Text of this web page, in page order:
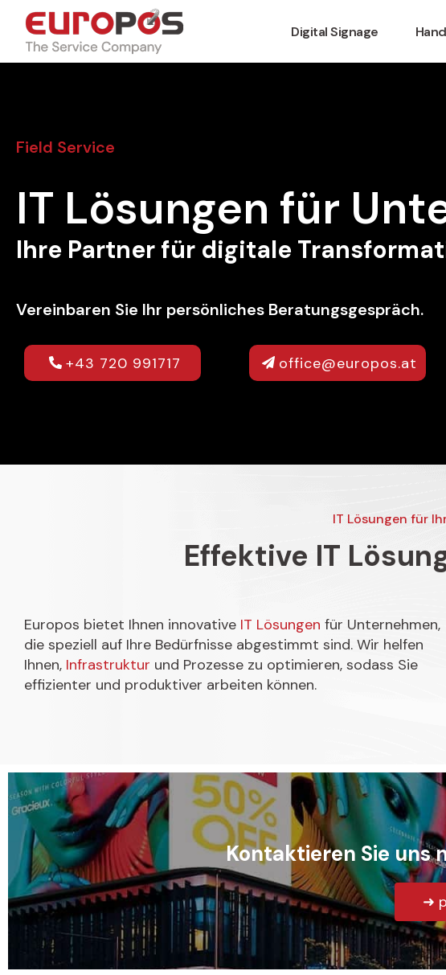
Digital Signage
Field Service
IT Lösungen für
Ihre Partner für digitale
Vereinbaren Sie Ihr persönliches Beratungsgespräch.
+43 720 991717 office@europos.at
IT Lösungen für
Effektive IT
Europos bietet Ihnen innovative IT Lösungen für Unternehmen,
die speziell auf Ihre Bedürfnisse abgestimmt sind. Wir helfen
Ihnen, Infrastruktur und Prozesse zu optimieren, sodass Sie
effizienter und produktiver arbeiten können.
Kontaktieren Sie uns
➜